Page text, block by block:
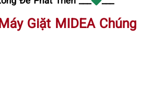
Giặt MIDEA Chúng